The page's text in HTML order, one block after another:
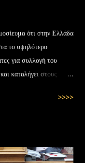
ότι στην Ελλάδα
το υψηλότερο
για συλλογή του
καταλήγει στους
Ελλάδα του 1.000.000>>>>